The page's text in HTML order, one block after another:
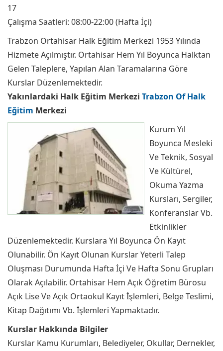
17
Çalışma Saatleri: 08:00-22:00 (Hafta İçi)
Trabzon Ortahisar Halk Eğitim Merkezi 1953 Yılında
Hizmete Açılmıştır. Ortahisar Hem Yıl Boyunca Halktan
Gelen Taleplere, Yapılan Alan Taramalarına Göre
Kurslar Düzenlemektedir.
Yakınlardaki Halk Eğitim Merkezi Trabzon Of Halk
Eğitim Merkezi
Kurum Yıl
Boyunca Mesleki
Ve Teknik, Sosyal
Ve Kültürel,
Okuma Yazma
Kursları, Sergiler,
Konferanslar Vb.
Etkinlikler
Düzenlemektedir. Kurslara Yıl Boyunca Ön Kayıt
Olunabilir. Ön Kayıt Olunan Kurslar Yeterli Talep
Oluşması Durumunda Hafta İçi Ve Hafta Sonu Grupları
Olarak Açılabilir. Ortahisar Hem Açık Öğretim Bürosu
Açık Lise Ve Açık Ortaokul Kayıt İşlemleri, Belge Teslimi,
Kitap Dağıtımı Vb. İşlemleri Yapmaktadır.
Kurslar Hakkında Bilgiler
Kurslar Kamu Kurumları, Belediyeler, Okullar, Dernekler,